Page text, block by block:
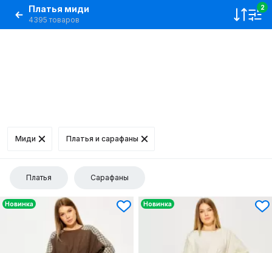
Платья миди
4395 товаров
2
Миди Платья и сарафаны
Платья Сарафаны
Новинка Новинка